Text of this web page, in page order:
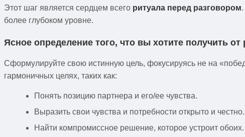
Этот шаг является сердцем всего ритуала перед разговором
более глубоком уровне.
Ясное определение того, что вы хотите получить от
Сформулируйте свою истинную цель, фокусируясь не на
гармоничных целях, таких как:
Понять позицию партнера и его/ее чувства.
Выразить свои чувства и потребности открыто и честно.
Найти компромиссное решение, которое устроит обоих.